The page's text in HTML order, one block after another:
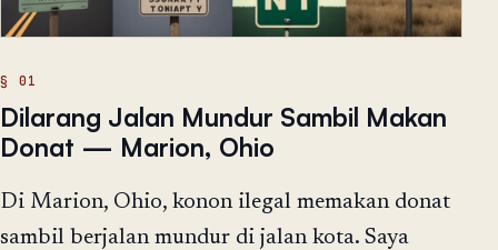
Dilarang Jalan Mundur Sambil Makan
Donat — Marion, Ohio
Di Marion, Ohio, konon ilegal memakan donat
sambil berjalan mundur di jalan kota. Saya